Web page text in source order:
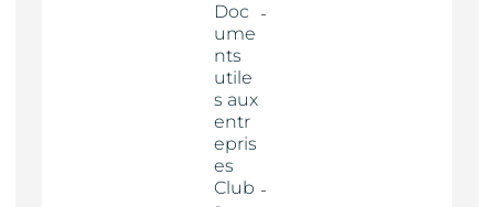
Doc
ume
nts
utile
s aux
entr
epris
es
Club